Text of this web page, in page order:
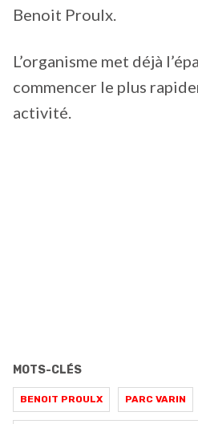
Benoit Proulx.
L’organisme met déjà
commencer le plus
activité.
MOTS-CLÉS
BENOIT PROULX PARC VARIN